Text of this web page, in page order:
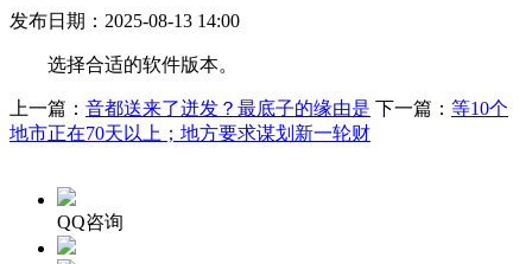
发布日期：2025-08-13 14:00
选择合适的软件版本。
上一篇： 音都送来了迸发？最底子的缘由是 下一篇： 等10个
地市正在70天以上；地方要求谋划新一轮财
QQ咨询